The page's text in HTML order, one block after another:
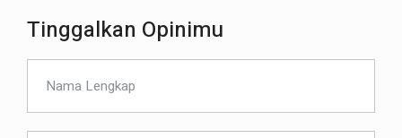
Tinggalkan Opinimu